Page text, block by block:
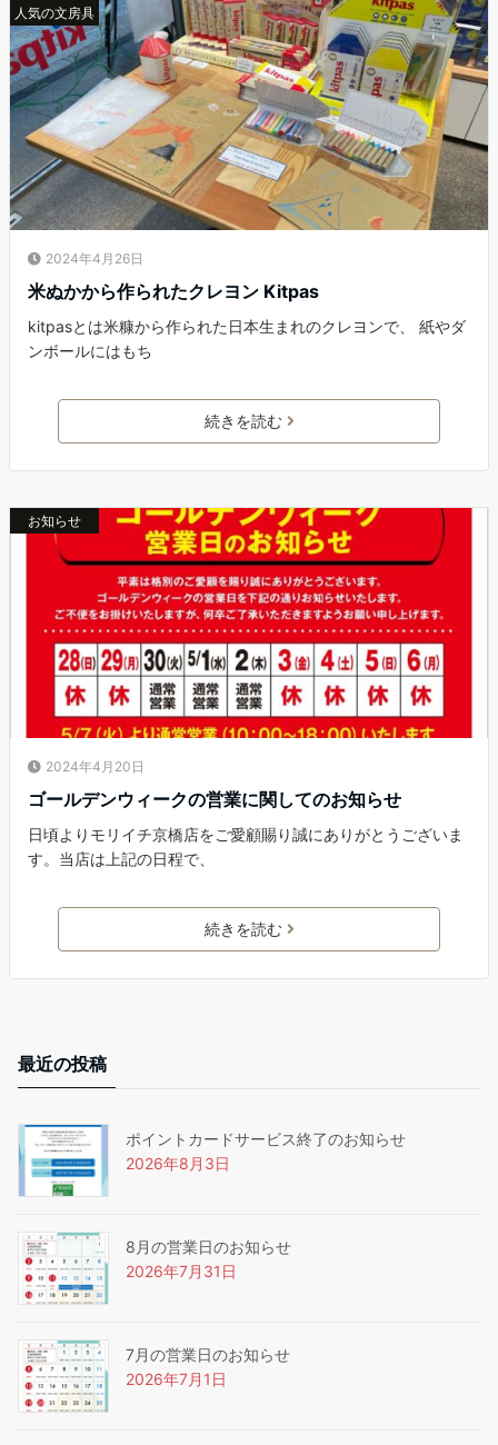
人気の文房具
2024年4月26日
米ぬかから作られたクレヨン Kitpas
kitpasとは米糠から作られた日本生まれのクレヨンで、 紙やダ
ンボールにはもち
続きを読む
お知らせ
2024年4月20日
ゴールデンウィークの営業に関してのお知らせ
日頃よりモリイチ京橋店をご愛顧賜り誠にありがとうございま
す。当店は上記の日程で、
続きを読む
最近の投稿
ポイントカードサービス終了のお知らせ
2026年8月3日
8月の営業日のお知らせ
2026年7月31日
7月の営業日のお知らせ
2026年7月1日